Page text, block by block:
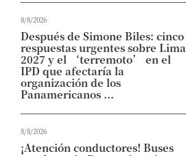
8/8/2026
Después de Simone Biles: cinco
respuestas urgentes sobre Lima
2027 y el ‘terremoto’ en el
IPD que afectaría la
organización de los
Panamericanos ...
8/8/2026
¡Atención conductores! Buses